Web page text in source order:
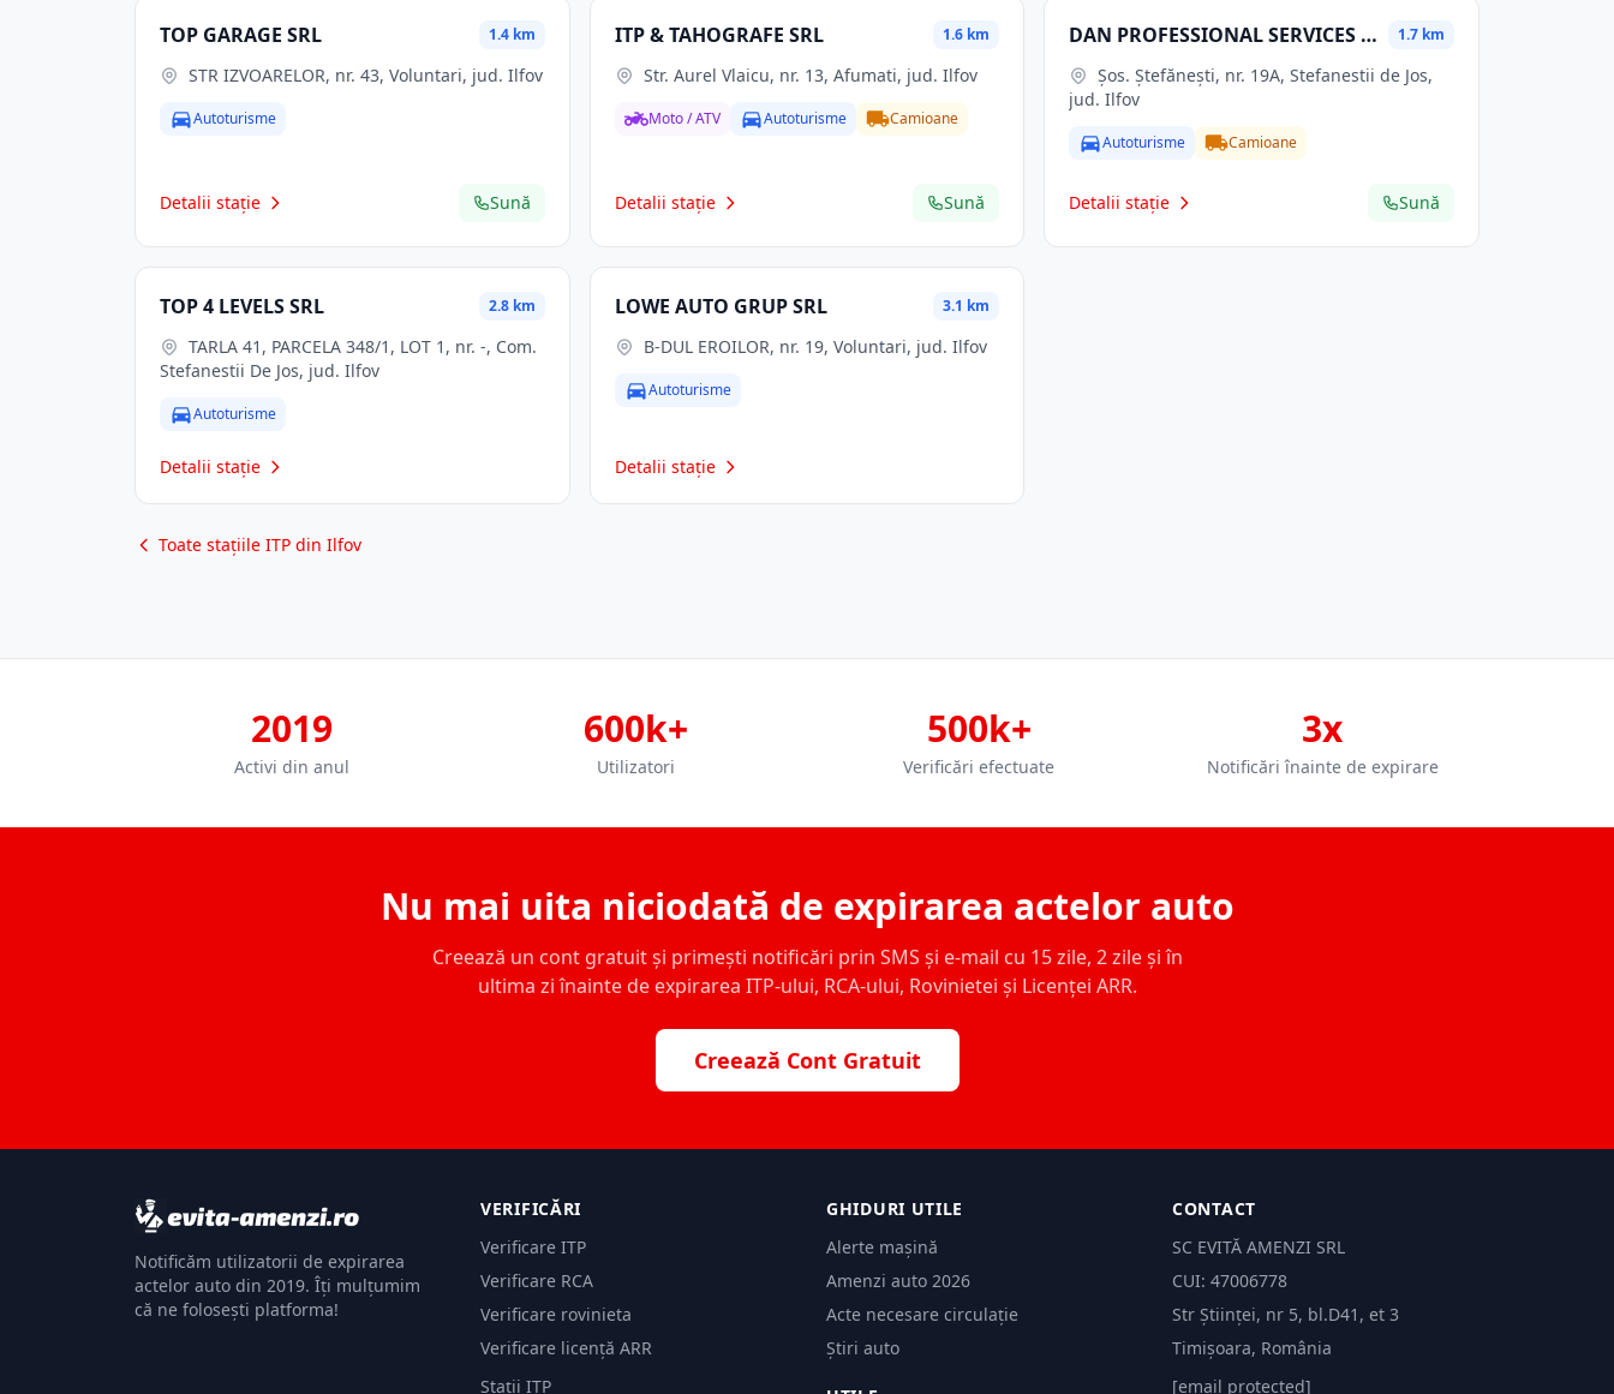
TOP GARAGE SRL 1.4 km
STR IZVOARELOR, nr. 43, Voluntari, jud. Ilfov
Autoturisme
Detalii stație Sună
ITP & TAHOGRAFE SRL 1.6 km
Str. Aurel Vlaicu, nr. 13, Afumati, jud. Ilfov
Moto / ATV Autoturisme Camioane
Detalii stație Sună
DAN PROFESSIONAL SERVICES SRL 1.7 km
Şos. Ştefăneşti, nr. 19A, Stefanestii de Jos,
jud. Ilfov
Autoturisme Camioane
Detalii stație Sună
TOP 4 LEVELS SRL 2.8 km
Stefanestii De Jos, jud. Ilfov
Autoturisme
Detalii stație
LOWE AUTO GRUP SRL 3.1 km
B-DUL EROILOR, nr. 19, Voluntari, jud. Ilfov
Autoturisme
Detalii stație
Toate stațiile ITP din Ilfov
2019
Activi din anul
600k+
Utilizatori
500k+
Verificări efectuate
3x
Notificări înainte de expirare
Nu mai uita niciodată de expirarea actelor auto
Creează un cont gratuit și primești notificări prin SMS și e-mail cu 15 zile, 2 zile și în
ultima zi înainte de expirarea ITP-ului, RCA-ului, Rovinietei și Licenței ARR.
Creează Cont Gratuit
Notificăm utilizatorii de expirarea
actelor auto din 2019. Îți mulțumim
că ne folosești platforma!
VERIFICĂRI
Verificare ITP
Verificare RCA
Verificare rovinieta
Verificare licență ARR
Stații ITP
GHIDURI UTILE
Alerte mașină
Amenzi auto 2026
Acte necesare circulație
Știri auto
CONTACT
SC EVITĂ AMENZI SRL
CUI: 47006778
Str Științei, nr 5, bl.D41, et 3
Timișoara, România
[email protected]